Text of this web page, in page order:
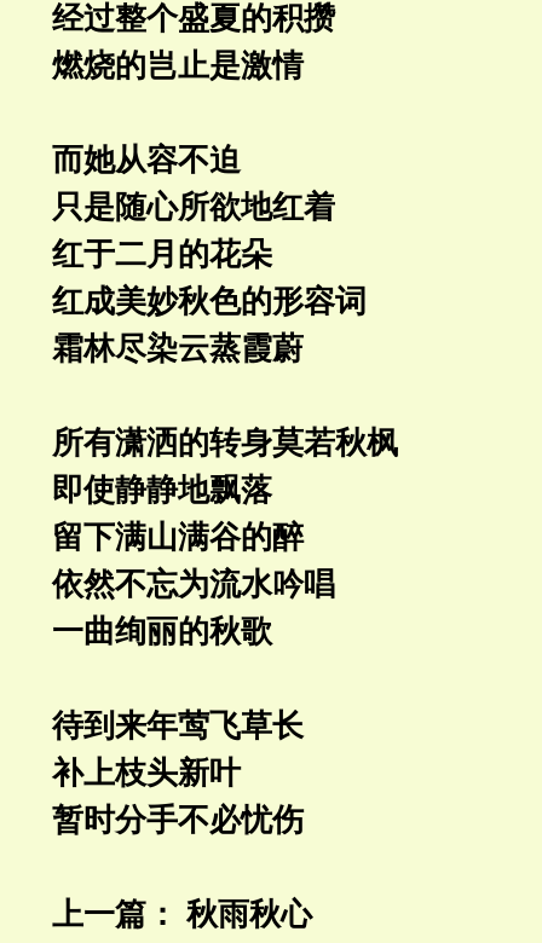
经过整个盛夏的积攒
燃烧的岂止是激情
而她从容不迫
只是随心所欲地红着
红于二月的花朵
红成美妙秋色的形容词
霜林尽染云蒸霞蔚
所有潇洒的转身莫若秋枫
即使静静地飘落
留下满山满谷的醉
依然不忘为流水吟唱
一曲绚丽的秋歌
待到来年莺飞草长
补上枝头新叶
暂时分手不必忧伤
上一篇： 秋雨秋心